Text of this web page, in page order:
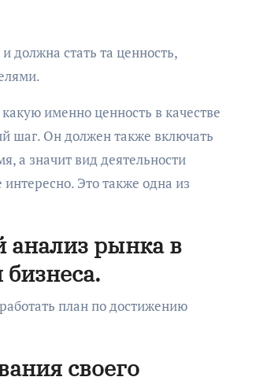
должна стать та ценность,
именно ценность в качестве
шаг. Он должен также включать
а значит вид деятельности
Это также одна из
анализ рынка в
план по достижению
своего